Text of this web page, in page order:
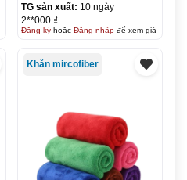
TG sản xuất: 10 ngày
2**000 ₫
Đăng kýhoặc Đăng nhậpđể xem giá
Khăn mircofiber